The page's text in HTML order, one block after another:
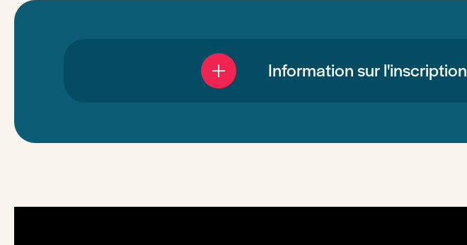
Information sur l'inscription